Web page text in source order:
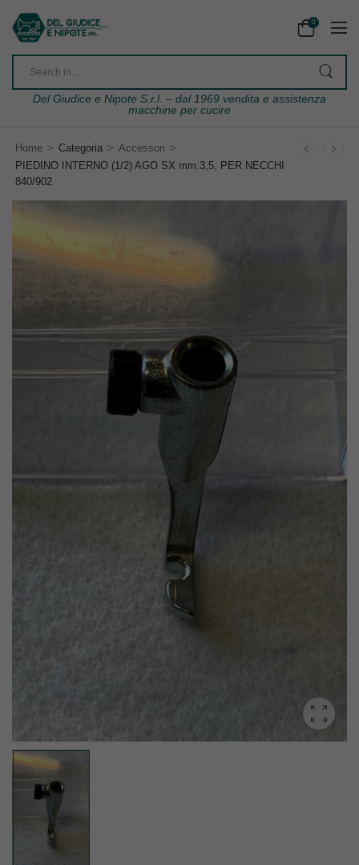
0
Del Giudice e Nipote S.r.l. – dal 1969 vendita e assistenza
macchine per cucire
Home > Categoria > Accessori >
PIEDINO INTERNO (1/2) AGO SX mm.3,5, PER NECCHI
840/902